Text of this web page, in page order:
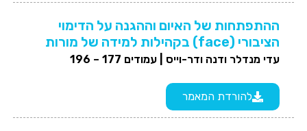
ההתפתחות של האיום וההגנה על הדימוי
הציבורי (face) בקהילות למידה של מורות
עדי מנדלר ודנה ודר-וייס | עמודים 177 – 196
להורדת המאמר